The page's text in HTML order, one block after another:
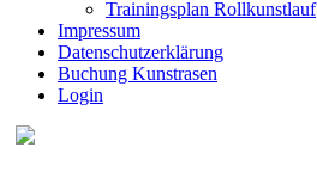
Trainingsplan Rollkunstlauf
Impressum
Datenschutzerklärung
Buchung Kunstrasen
Login